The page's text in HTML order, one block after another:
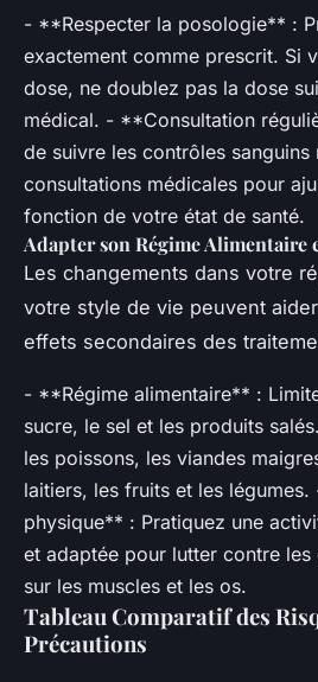
- **Respecter la posologie** :
exactement comme prescrit. Si
dose, ne doublez pas la dose
médical. - **Consultation
de suivre les contrôles sanguins
consultations médicales pour
fonction de votre état de santé.
Adapter son Régime Alimentaire
Les changements dans votre
votre style de vie peuvent
effets secondaires des
- **Régime alimentaire** :
sucre, le sel et les produits
les poissons, les viandes
laitiers, les fruits et les
physique** : Pratiquez une
et adaptée pour lutter contre
sur les muscles et les os.
Tableau Comparatif des
Précautions